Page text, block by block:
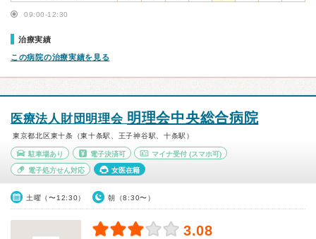
09:00-12:30
治療実績
この病院の治療実績を見る
医療法人財団明理会 明理会中央総合病院
東京都北区東十条（東十条駅、王子神谷駅、十条駅）
駐車場あり 電子決済可 マイナ受付 (スマホ可)
電子処方せん対応 女医在籍
土曜（〜12:30） 朝（8:30〜）
3.08